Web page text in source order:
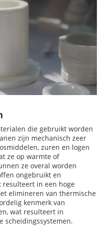
die gebruikt worden
zijn mechanisch zeer
zuren en logen
ze op warmte of
ze overal worden
ongebruikt en
resulteert in een hoge
elimineren van thermische
kenmerk van
wat resulteert in
scheidingssystemen.